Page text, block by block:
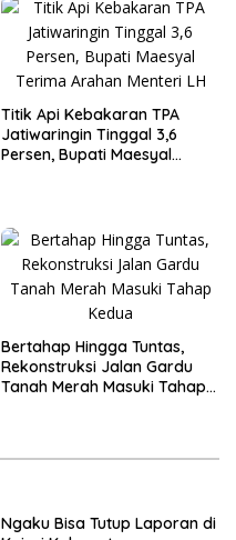
Titik Api Kebakaran TPA
Jatiwaringin Tinggal 3,6
Persen, Bupati Maesyal
Bertahap Hingga Tuntas,
Rekonstruksi Jalan Gardu
Tanah Merah Masuki Tahap
Ngaku Bisa Tutup Laporan di